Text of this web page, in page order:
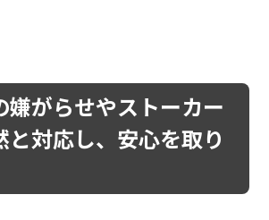
嫌がらせやストーカー
と対応し、安心を取り